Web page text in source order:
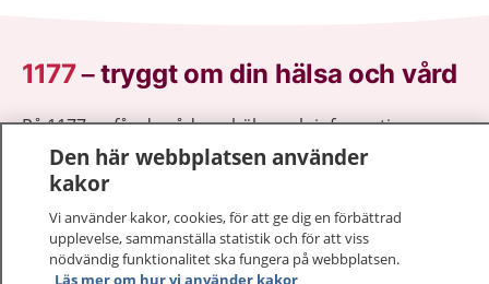
1177–tryggt om din hälsa och vård
På 1177.se får du råd om hälsa och information om
sjukdomar och vilka mottagningar du kan kontakta.
Logga in för att läsa din journal och göra dina
sjukvårdsrådgivning dygnet runt.
1177 ger dig råd när du vill må bättre.
Den här webbplatsen använder
kakor
Vi använder kakor, cookies, för att ge dig en förbättrad
upplevelse, sammanställa statistik och för att viss
nödvändig funktionalitet ska fungera på webbplatsen.
Läs mer om hur vi använder kakor